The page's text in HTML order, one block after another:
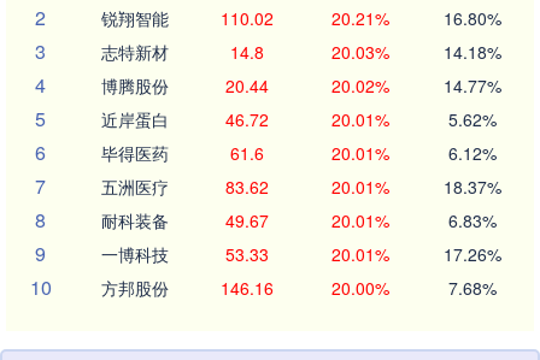
2 锐翔智能 110.02 20.21% 16.80%
3 志特新材 14.8 20.03% 14.18%
4 博腾股份 20.44 20.02% 14.77%
5 近岸蛋白 46.72 20.01% 5.62%
6 毕得医药 61.6 20.01% 6.12%
7 五洲医疗 83.62 20.01% 18.37%
8 耐科装备 49.67 20.01% 6.83%
9 一博科技 53.33 20.01% 17.26%
10 方邦股份 146.16 20.00% 7.68%